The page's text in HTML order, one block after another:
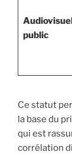
public
Ce statut
la base du
qui est
corrélation